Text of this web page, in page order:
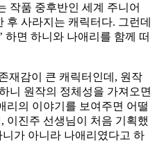
작품 중후반인 세계 주니어
후 사라지는 캐릭터다. 그런데
하면 하니와 나애리를 함께 떠
재감이 큰 캐릭터인데, 원작
니 원작의 정체성을 가져오면
리의 이야기를 보여주면 어떨
이진주 선생님이 처음 기획했
니가 아니라 나애리였다고 하